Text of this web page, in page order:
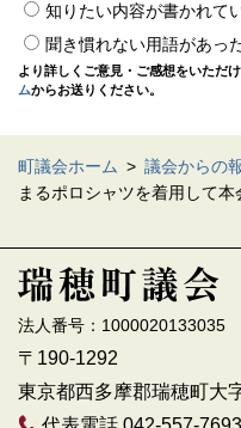
知りたい内容が書かれて
聞き慣れない用語があっ
より詳しくご意見・ご感想をいただけ
ムからお送りください。
町議会ホーム > 議会からの
まるポロシャツを着用して本
法人番号：1000020133035
〒190-1292
東京都西多摩郡瑞穂町大